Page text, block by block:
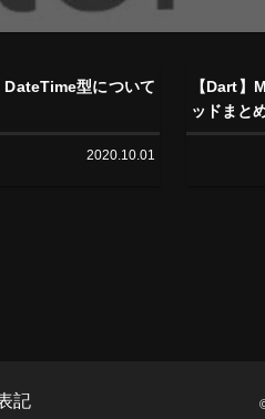
DateTime型について
2020.10.01
【Dart】
ッドまと
記